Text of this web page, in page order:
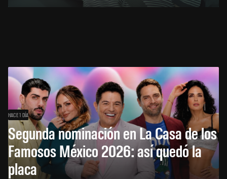
HACE 1 DÍA
Segunda nominación en La Casa de los
Famosos México 2026: así quedó la
placa